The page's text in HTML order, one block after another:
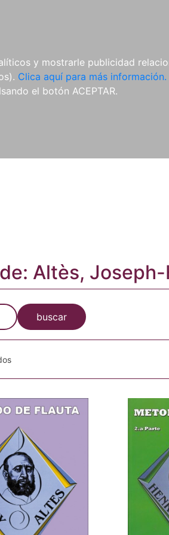
y mostrarle publicidad
Clica aquí para más información.
el botón ACEPTAR.
REVISTAS
CDS Y
DVDS
Altès,
buscar